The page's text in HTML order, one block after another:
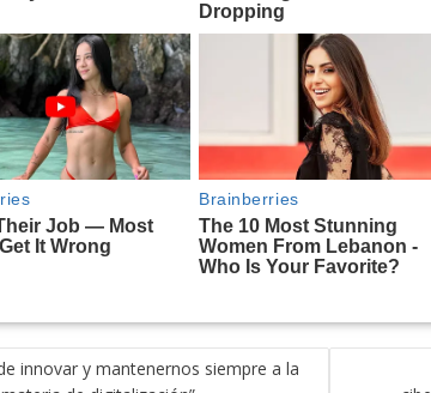
innovar y mantenernos siempre a la